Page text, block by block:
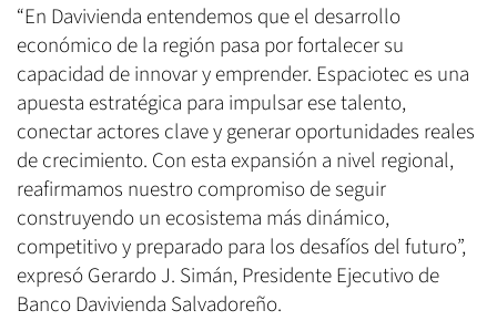
“En Davivienda entendemos que el desarrollo
económico de la región pasa por fortalecer su
capacidad de innovar y emprender. Espaciotec es una
apuesta estratégica para impulsar ese talento,
conectar actores clave y generar oportunidades reales
de crecimiento. Con esta expansión a nivel regional,
reafirmamos nuestro compromiso de seguir
construyendo un ecosistema más dinámico,
competitivo y preparado para los desafíos del futuro”,
expresó Gerardo J. Simán, Presidente Ejecutivo de
Banco Davivienda Salvadoreño.